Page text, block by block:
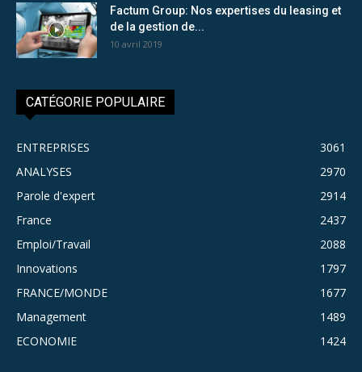
Factum Group: Nos expertises du leasing et
de la gestion de...
10 avril 2019
CATÉGORIE POPULAIRE
ENTREPRISES
3061
ANALYSES
2970
Parole d'expert
2914
France
2437
Emploi/Travail
2088
Innovations
1797
FRANCE/MONDE
1677
Management
1489
ECONOMIE
1424